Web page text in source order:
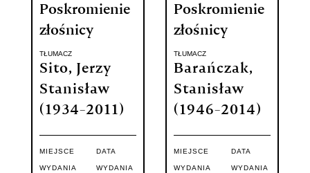
Poskromienie
złośnicy
TŁUMACZ
Sito, Jerzy
Stanisław
(1934-2011)
MIEJSCE
WYDANIA
DATA
WYDANIA
Poskromienie
złośnicy
TŁUMACZ
Barańczak,
Stanisław
(1946-2014)
MIEJSCE
WYDANIA
DATA
WYDANIA